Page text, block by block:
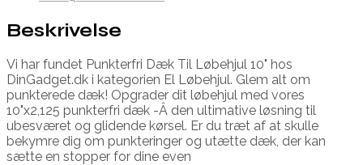
Beskrivelse
Vi har fundet Punkterfri Dæk Til Løbehjul 10" hos
DinGadget.dk i kategorien El Løbehjul. Glem alt om
punkterede dæk! Opgrader dit løbehjul med vores
10"x2,125 punkterfri dæk -Â den ultimative løsning til
ubesværet og glidende kørsel. Er du træt af at skulle
bekymre dig om punkteringer og utætte dæk, der kan
sætte en stopper for dine even